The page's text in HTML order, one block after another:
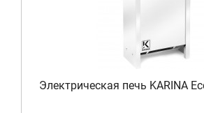
Электрическая печь KARINA